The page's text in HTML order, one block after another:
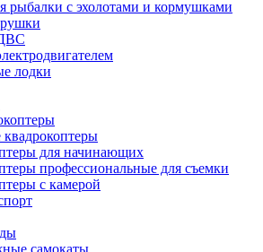
рыбалки с эхолотами и кормушками
лодки
для начинающих
профессиональные для съемки
с камерой
самокаты